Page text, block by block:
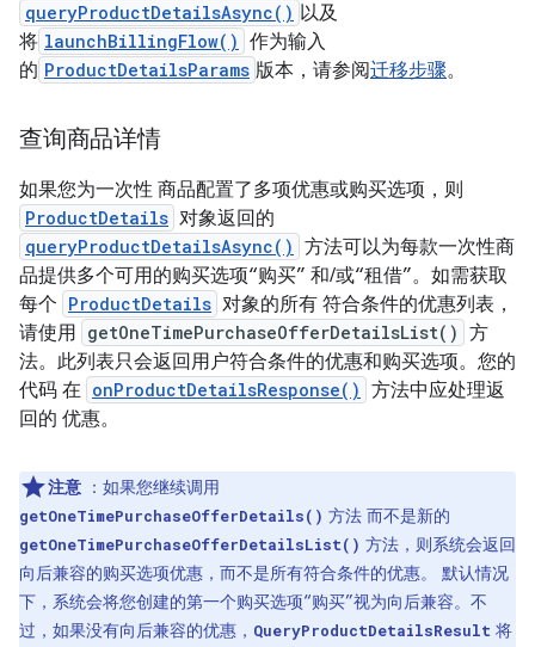
queryProductDetailsAsync() 以及
将 launchBillingFlow() 作为输入
的 ProductDetailsParams 版本，请参阅迁移步骤。
查询商品详情
如果您为一次性 商品配置了多项优惠或购买选项，则
ProductDetails 对象返回的
queryProductDetailsAsync() 方法可以为每款一次性商
品提供多个可用的购买选项“购买” 和/或“租借”。如需获取
每个 ProductDetails 对象的所有 符合条件的优惠列表，
请使用 getOneTimePurchaseOfferDetailsList() 方
法。此列表只会返回用户符合条件的优惠和购买选项。您的
代码 在 onProductDetailsResponse() 方法中应处理返
回的 优惠。
注意 ：如果您继续调用
getOneTimePurchaseOfferDetails() 方法 而不是新的
getOneTimePurchaseOfferDetailsList() 方法，则系统会返回
向后兼容的购买选项优惠，而不是所有符合条件的优惠。 默认情况
下，系统会将您创建的第一个购买选项“购买”视为向后兼容。不
过，如果没有向后兼容的优惠， QueryProductDetailsResult 将